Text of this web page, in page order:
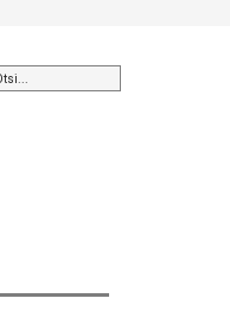
the
up
Press